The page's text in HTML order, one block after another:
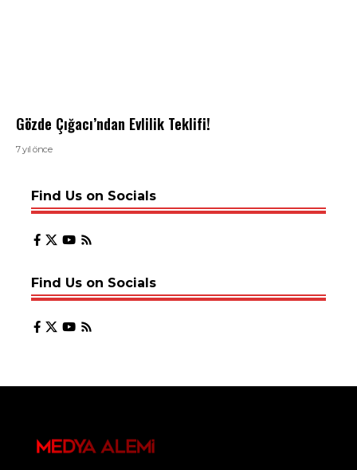
Gözde Çığacı’ndan Evlilik Teklifi!
7 yıl önce
Find Us on Socials
Find Us on Socials